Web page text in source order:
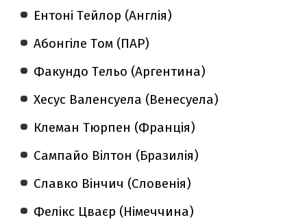
Ентоні Тейлор (Англія)
Абонгіле Том (ПАР)
Факундо Тельо (Аргентина)
Хесус Валенсуела (Венесуела)
Клеман Тюрпен (Франція)
Сампайо Вілтон (Бразилія)
Славко Вінчич (Словенія)
Фелікс Цваєр (Німеччина)